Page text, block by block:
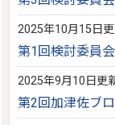
2025年10月15日
第1回検討委員会
2025年9月10日更
第2回加津佐ブ